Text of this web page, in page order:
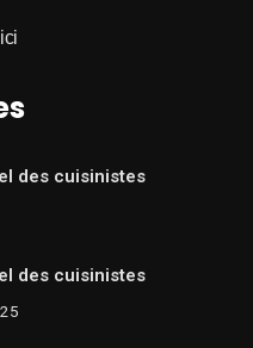
des cuisinistes
des cuisinistes